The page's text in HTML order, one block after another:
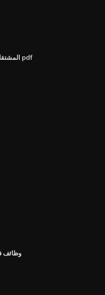
المشتقات تقدم خيارات العقود الآجلة والمقايضات pdf
وظائف